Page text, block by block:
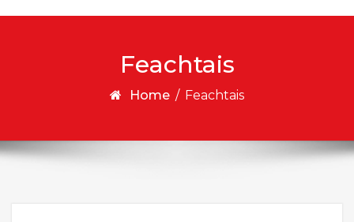
Feachtais
Home / Feachtais